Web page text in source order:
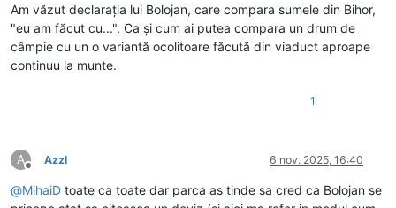
Am văzut declarația lui Bolojan, care compara sumele din Bihor,
"eu am făcut cu...". Ca și cum ai putea compara un drum de
câmpie cu un o variantă ocolitoare făcută din viaduct aproape
continuu la munte.
1
A
Deconectat
Azzl 6 nov. 2025, 16:40
@MihaiD toate ca toate dar parca as tinde sa cred ca Bolojan se